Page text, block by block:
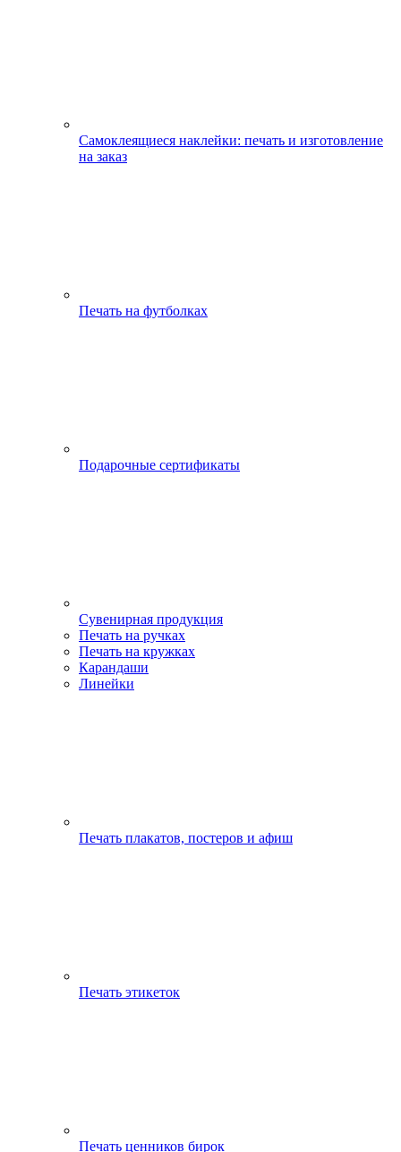
Самоклеящиеся наклейки: печать и изготовление
на заказ
Печать на футболках
Подарочные сертификаты
Сувенирная продукция
Печать на ручках
Печать на кружках
Карандаши
Линейки
Печать плакатов, постеров и афиш
Печать этикеток
Печать ценников бирок